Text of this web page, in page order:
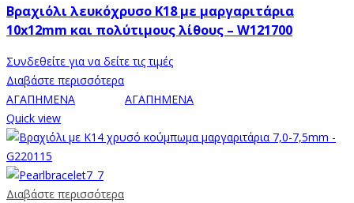
Βραχιόλι λευκόχρυσο Κ18 με μαργαριτάρια
10x12mm και πολύτιμους λίθους – W121700
Συνδεθείτε για να δείτε τις τιμές
Διαβάστε περισσότερα
ΑΓΑΠΗΜΕΝΑ
ΑΓΑΠΗΜΕΝΑ
Quick view
Διαβάστε περισσότερα